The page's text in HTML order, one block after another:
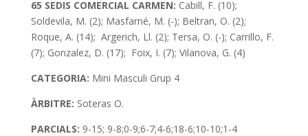
65 SEDIS COMERCIAL CARMEN: Cabill, F. (10);
Soldevila, M. (2); Masfarné, M. (-); Beltran, O. (2);
Roque, A. (14); Argerich, Ll. (2); Tersa, O. (-); Carrillo, F.
(7); Gonzalez, D. (17); Foix, I. (7); Vilanova, G. (4)
CATEGORIA: Mini Masculi Grup 4
ÀRBITRE: Soteras O.
PARCIALS: 9-15; 9-8;0-9;6-7;4-6;18-6;10-10;1-4